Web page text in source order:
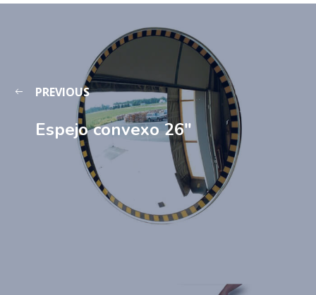
PREVIOUS
Espejo convexo 26″